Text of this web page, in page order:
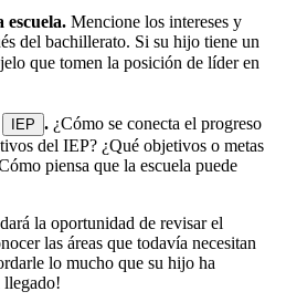
escuela. Mencione los intereses y
del bachillerato. Si su hijo tiene un
que tomen la posición de líder en
IEP . ¿Cómo se conecta el progreso
del IEP? ¿Qué objetivos o metas
piensa que la escuela puede
la oportunidad de revisar el
las áreas que todavía necesitan
lo mucho que su hijo ha
llegado!